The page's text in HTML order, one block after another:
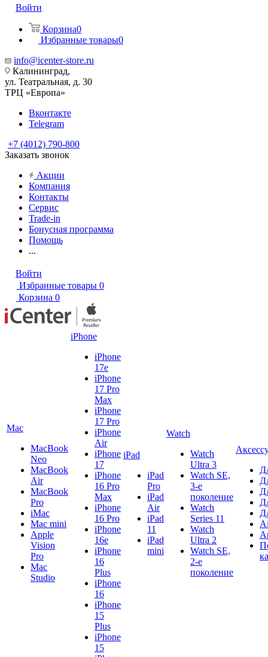
Войти
Корзина0
Избранные товары0
info@icenter-store.ru
Калининград,
ул. Театральная, д. 30
ТРЦ «Европа»
Вконтакте
Telegram
+7 (4012) 790-800
Заказать звонок
Акции
Компания
Контакты
Сервис
Trade-in
Бонусная программа
Помощь
...
Войти
Избранные товары 0
Корзина 0
Mac
MacBook
Neo
MacBook
Air
MacBook
Pro
iMac
Mac mini
Apple
Vision
Pro
Mac
Studio
iPhone
iPhone
17e
iPhone
17 Pro
Max
iPhone
17 Pro
iPhone
Air
iPhone
17
iPhone
16 Pro
Max
iPhone
16 Pro
iPhone
16e
iPhone
16
Plus
iPhone
16
iPhone
15
Plus
iPhone
15
iPad
iPad
Pro
iPad
Air
iPad
11
iPad
mini
Watch
Watch
Ultra 3
Watch SE,
3-е
поколение
Watch
Series 11
Watch
Ultra 2
Watch SE,
2-е
поколение